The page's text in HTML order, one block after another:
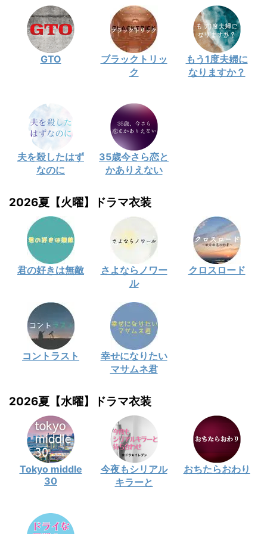
GTO
ブラックトリッ
ク
もう1度夫婦に
なりますか？
夫を殺したはず
なのに
35歳今さら恋と
かありえない
2026夏【火曜】ドラマ衣装
君の好きは無敵
さよならノワー
ル
クロスロード
コントラスト
幸せになりたい
マサムネ君
2026夏【水曜】ドラマ衣装
Tokyo middle
30
今夜もシリアル
キラーと
おちたらおわり